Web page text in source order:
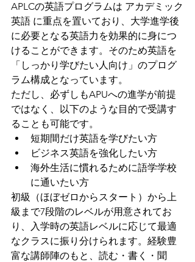
APLCの英語プログラムは アカデミック
英語 に重点を置いており、大学進学後
に必要となる英語力を効果的に身につ
けることができます。そのため英語を
「しっかり学びたい人向け」のプログ
ラム構成となっています。
ただし、必ずしもAPUへの進学が前提
ではなく、以下のような目的で受講す
ることも可能です。
短期間だけ英語を学びたい方
ビジネス英語を強化したい方
海外生活に慣れるために語学学校
に通いたい方
初級（ほぼゼロからスタート）から上
級まで7段階のレベルが用意されてお
り、入学時の英語レベルに応じて最適
なクラスに振り分けられます。経験豊
富な講師陣のもと、読む・書く・聞